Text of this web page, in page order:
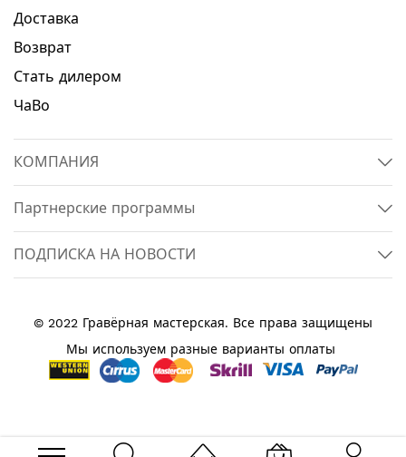
Доставка
Возврат
Стать дилером
ЧаВо
КОМПАНИЯ
Партнерские программы
ПОДПИСКА НА НОВОСТИ
© 2022 Гравёрная мастерская. Все права защищены
Мы используем разные варианты оплаты